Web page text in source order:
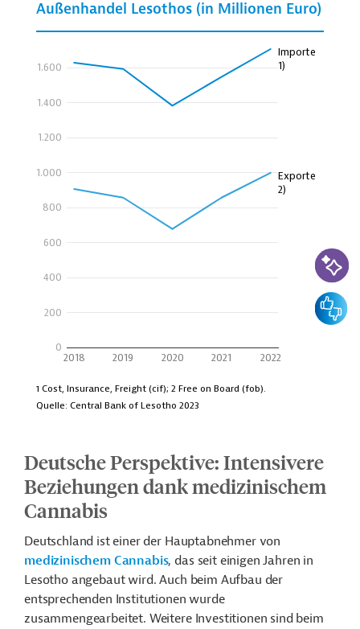
Deutsche Perspektive: Intensivere
Beziehungen dank medizinischem
Cannabis
Deutschland ist einer der Hauptabnehmer von
medizinischem Cannabis, das seit einigen Jahren in
Lesotho angebaut wird. Auch beim Aufbau der
entsprechenden Institutionen wurde
zusammengearbeitet. Weitere Investitionen sind beim
KI-